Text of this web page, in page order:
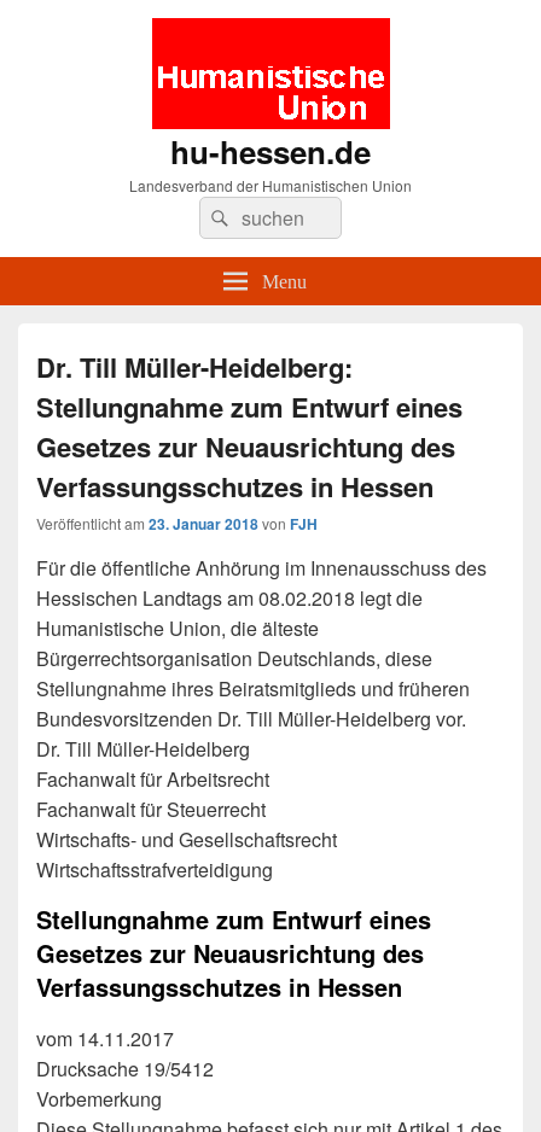
hu-hessen.de
Landesverband der Humanistischen Union
Search
for:
Suche
Menu
Dr. Till Müller-Heidelberg:
Stellungnahme zum Entwurf eines
Gesetzes zur Neuausrichtung des
Verfassungsschutzes in Hessen
Veröffentlicht am 23. Januar 2018von FJH
Für die öffentliche Anhörung im Innenausschuss des
Hessischen Landtags am 08.02.2018 legt die
Humanistische Union, die älteste
Bürgerrechtsorganisation Deutschlands, diese
Stellungnahme ihres Beiratsmitglieds und früheren
Bundesvorsitzenden Dr. Till Müller-Heidelberg vor.
Dr. Till Müller-Heidelberg
Fachanwalt für Arbeitsrecht
Fachanwalt für Steuerrecht
Wirtschafts- und Gesellschaftsrecht
Wirtschaftsstrafverteidigung
Stellungnahme zum Entwurf eines
Gesetzes zur Neuausrichtung des
Verfassungsschutzes in Hessen
vom 14.11.2017
Drucksache 19/5412
Vorbemerkung